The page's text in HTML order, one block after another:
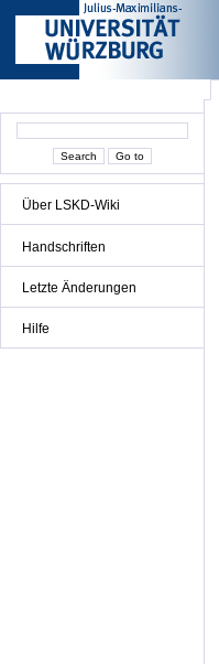
Über LSKD-Wiki
Handschriften
Letzte Änderungen
Hilfe